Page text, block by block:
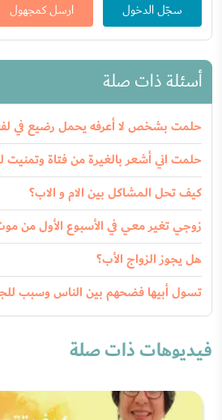
سجّل الدخول ارسل كمجهول
أسئلة ذات صلة
حلمت بشخص لا أعرفه يحمل رضيع في
حلمت اني أشعر بالغيرة من فتاة وتمنيت
كيف تحل المشاكل بين الام و الاب؟
زوجي تغير معي في الأسبوع الأول من
هل يجوز الزواج الأب؟
تسول أبيها فضحهم بين الناس وسبب
فيديوهات ذات صلة